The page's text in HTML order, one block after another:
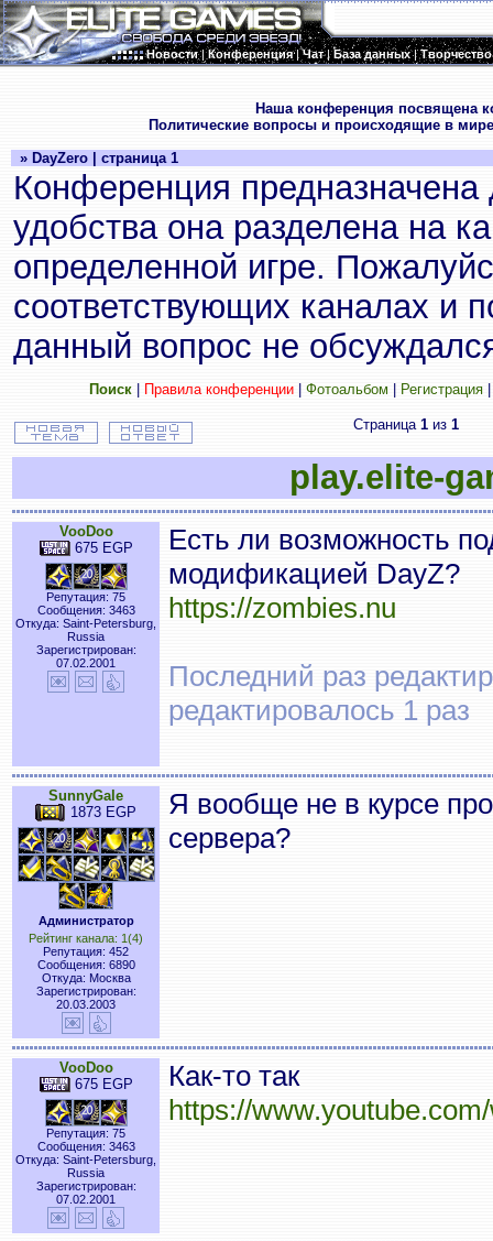
Новости|Конференция|Чат|База данных|Творчество
Наша конференция посвящена
Политические вопросы и происходящие в
» DayZero | страница 1
Конференция
удобства она разделена на
определенной игре.
соответствующих каналах и
данный вопрос не
Поиск| Правила конференции| Фотоальбом Регистрация
Страница 1из 1
play.elite-
VooDoo
675 EGP
Репутация: 75
Сообщения: 3463
Откуда: Saint-Petersburg,
Russia
Зарегистрирован:
07.02.2001
Есть ли возможность
модификацией DayZ?
https://zombies.nu
Последний раз
редактировалось 1 раз
SunnyGale
1873 EGP
Администратор
Рейтинг канала: 1(4)
Репутация: 452
Сообщения: 6890
Откуда: Москва
Зарегистрирован:
20.03.2003
Я вообще не в курсе
сервера?
VooDoo
675 EGP
Репутация: 75
Сообщения: 3463
Откуда: Saint-Petersburg,
Russia
Зарегистрирован:
07.02.2001
Как-то так
https://